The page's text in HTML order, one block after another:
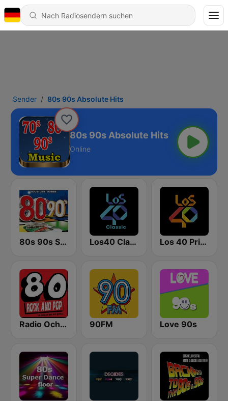
Sender 80s 90s Absolute Hits
80s 90s Absolute Hits
Online
80s 90s Super Pop Hits Los40 Classic Los 40 Principales
Radio Ochentas España 90FM Love 90s